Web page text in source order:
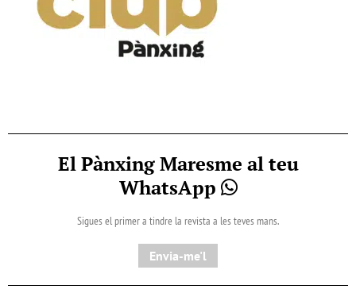
El Pànxing Maresme al teu
WhatsApp
Sigues el primer a tindre la revista a les teves mans.
Envia-me'l